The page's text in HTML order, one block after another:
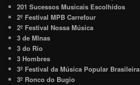
201 Sucessos Musicais Escolhidos
2º Festival MPB Carrefour
2º Festival Nossa Música
3 de MInas
3 do Rio
3 Hombres
3º Festival da Música Popular Brasileira
3º Ronco do Bugio